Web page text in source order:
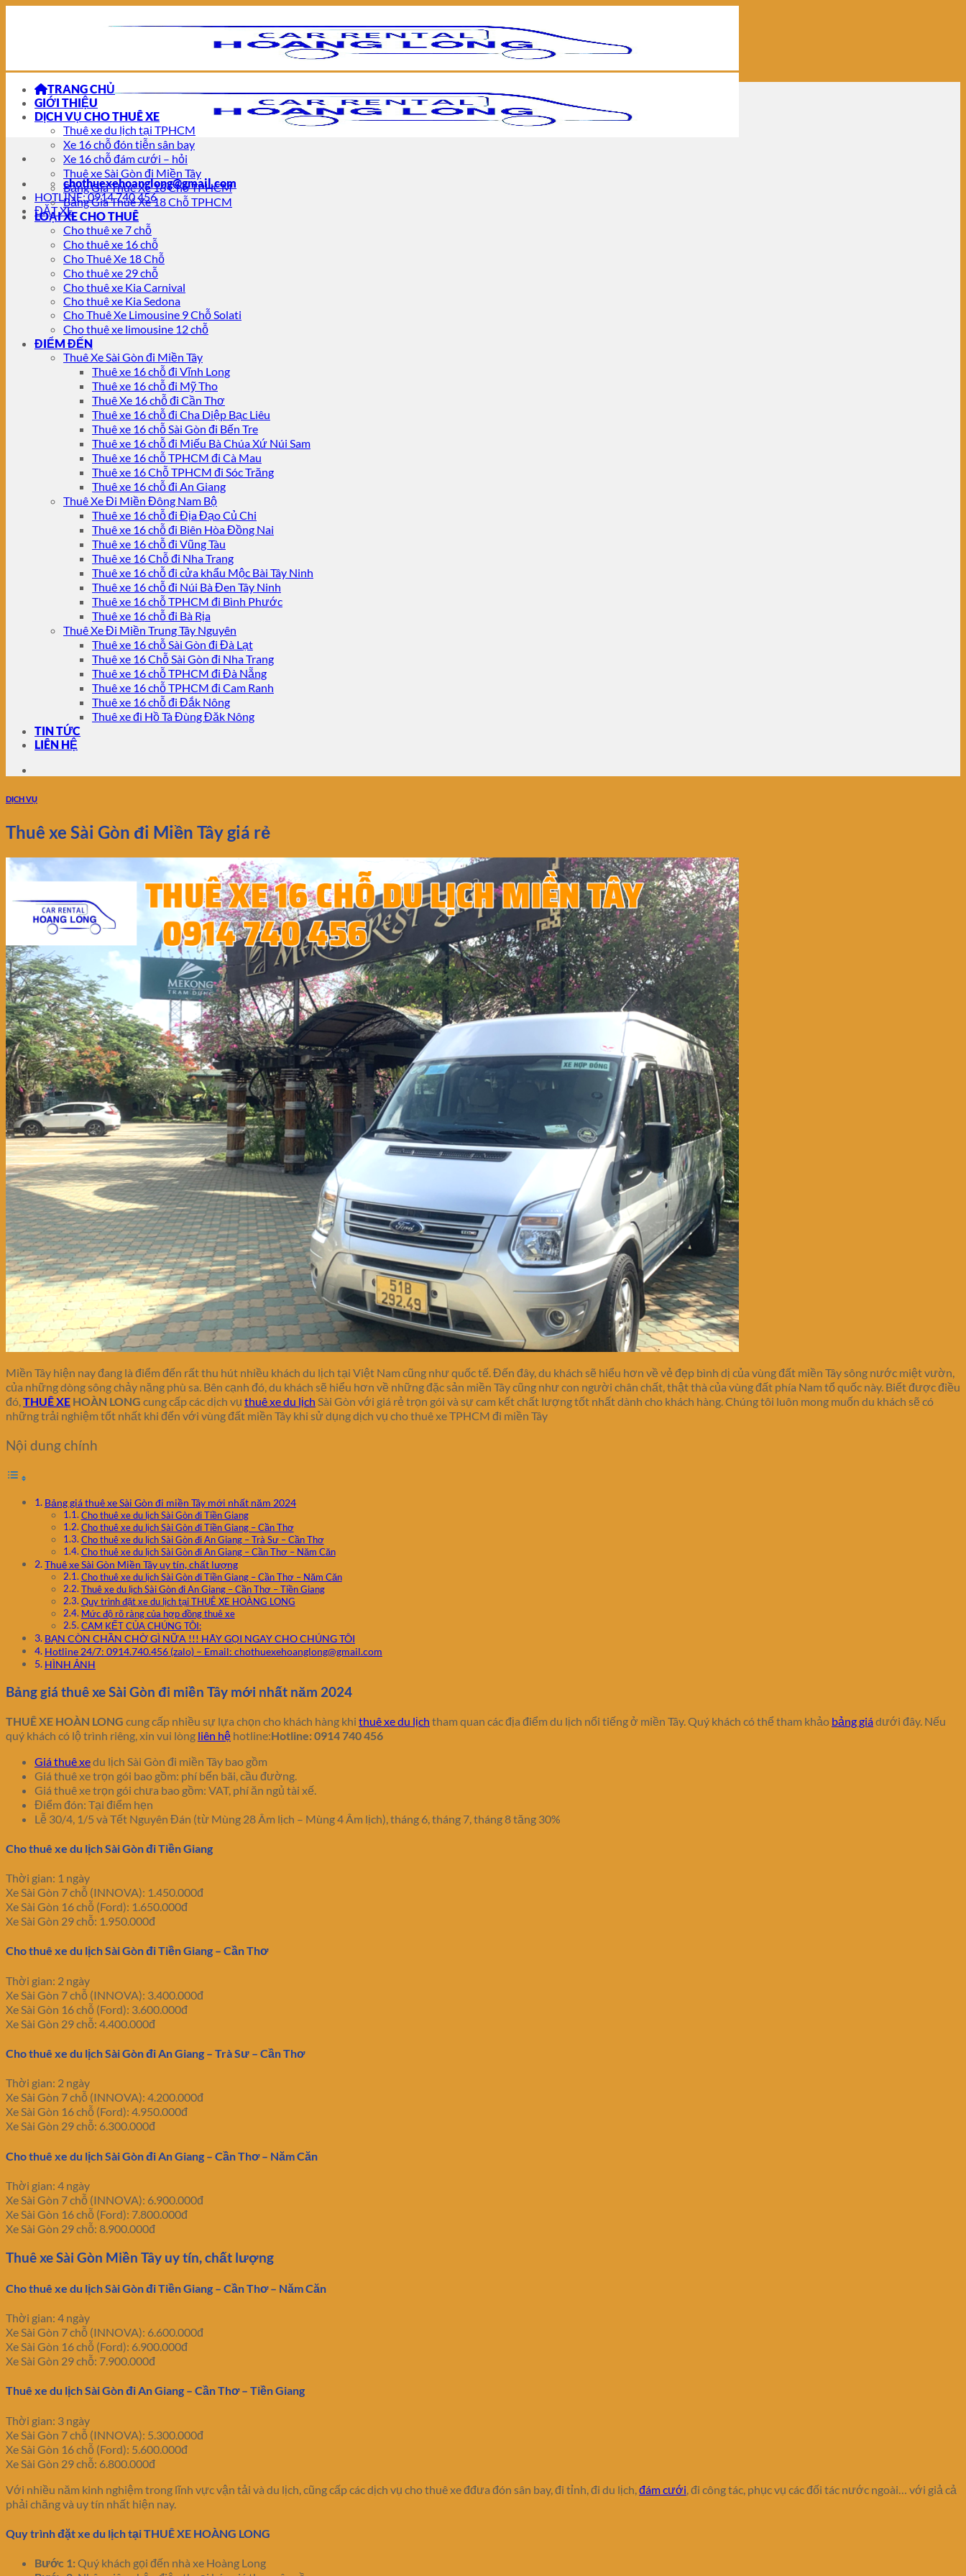
chothuexehoanglong@gmail.com
HOTLINE: 0914 740 456
ĐẶT XE
TRANG CHỦ
GIỚI THIỆU
DỊCH VỤ CHO THUÊ XE
Thuê xe du lịch tại TPHCM
Xe 16 chỗ đón tiễn sân bay
Xe 16 chỗ đám cưới – hỏi
Thuê xe Sài Gòn đi Miền Tây
Bảng Giá Thuê Xe 16 Chỗ TPHCM
Bảng Giá Thuê Xe 18 Chỗ TPHCM
LOẠI XE CHO THUÊ
Cho thuê xe 7 chỗ
Cho thuê xe 16 chỗ
Cho Thuê Xe 18 Chỗ
Cho thuê xe 29 chỗ
Cho thuê xe Kia Carnival
Cho thuê xe Kia Sedona
Cho Thuê Xe Limousine 9 Chỗ Solati
Cho thuê xe limousine 12 chỗ
ĐIỂM ĐẾN
Thuê Xe Sài Gòn đi Miền Tây
Thuê xe 16 chỗ đi Vĩnh Long
Thuê xe 16 chỗ đi Mỹ Tho
Thuê Xe 16 chỗ đi Cần Thơ
Thuê xe 16 chỗ đi Cha Diệp Bạc Liêu
Thuê xe 16 chỗ Sài Gòn đi Bến Tre
Thuê xe 16 chỗ đi Miếu Bà Chúa Xứ Núi Sam
Thuê xe 16 chỗ TPHCM đi Cà Mau
Thuê xe 16 Chỗ TPHCM đi Sóc Trăng
Thuê xe 16 chỗ đi An Giang
Thuê Xe Đi Miền Đông Nam Bộ
Thuê xe 16 chỗ đi Địa Đạo Củ Chi
Thuê xe 16 chỗ đi Biên Hòa Đồng Nai
Thuê xe 16 chỗ đi Vũng Tàu
Thuê xe 16 Chỗ đi Nha Trang
Thuê xe 16 chỗ đi cửa khẩu Mộc Bài Tây Ninh
Thuê xe 16 chỗ đi Núi Bà Đen Tây Ninh
Thuê xe 16 chỗ TPHCM đi Bình Phước
Thuê xe 16 chỗ đi Bà Rịa
Thuê Xe Đi Miền Trung Tây Nguyên
Thuê xe 16 chỗ Sài Gòn đi Đà Lạt
Thuê xe 16 Chỗ Sài Gòn đi Nha Trang
Thuê xe 16 chỗ TPHCM đi Đà Nẵng
Thuê xe 16 chỗ TPHCM đi Cam Ranh
Thuê xe 16 chỗ đi Đắk Nông
Thuê xe đi Hồ Tà Đùng Đăk Nông
TIN TỨC
LIÊN HỆ
DỊCH VỤ
Thuê xe Sài Gòn đi Miền Tây giá rẻ
Miền Tây hiện nay đang là điểm đến rất thu hút nhiều khách du lịch tại Việt Nam cũng như quốc tế. Đến đây, du khách sẽ hiểu hơn về vẻ đẹp bình dị của vùng đất miền Tây sông nước miệt vườn,
của những dòng sông chảy nặng phù sa. Bên cạnh đó, du khách sẽ hiểu hơn về những đặc sản miền Tây cũng như con người chân chất, thật thà của vùng đất phía Nam tổ quốc này. Biết được điều
đó,THUÊ XE HOÀN LONG cung cấp các dịch vụ thuê xe du lịch Sài Gòn với giá rẻ trọn gói và sự cam kết chất lượng tốt nhất dành cho khách hàng. Chúng tôi luôn mong muốn du khách sẽ có
những trải nghiệm tốt nhất khi đến với vùng đất miền Tây khi sử dụng dịch vụ cho thuê xe TPHCM đi miền Tây
Nội dung chính
Bảng giá thuê xe Sài Gòn đi miền Tây mới nhất năm 2024
Cho thuê xe du lịch Sài Gòn đi Tiền Giang
Cho thuê xe du lịch Sài Gòn đi Tiền Giang – Cần Thơ
Cho thuê xe du lịch Sài Gòn đi An Giang – Trà Sư – Cần Thơ
Cho thuê xe du lịch Sài Gòn đi An Giang – Cần Thơ – Năm Căn
Thuê xe Sài Gòn Miền Tây uy tín, chất lượng
Cho thuê xe du lịch Sài Gòn đi Tiền Giang – Cần Thơ – Năm Căn
Thuê xe du lịch Sài Gòn đi An Giang – Cần Thơ – Tiền Giang
Quy trình đặt xe du lịch tại THUÊ XE HOÀNG LONG
Mức độ rõ ràng của hợp đồng thuê xe
CAM KẾT CỦA CHÚNG TÔI:
BẠN CÒN CHẦN CHỜ GÌ NỮA !!! HÃY GỌI NGAY CHO CHÚNG TÔI
Hotline 24/7: 0914.740.456 (zalo) – Email: chothuexehoanglong@gmail.com
HÌNH ẢNH
Bảng giá thuê xe Sài Gòn đi miền Tây mới nhất năm 2024
THUÊ XE HOÀN LONG cung cấp nhiều sự lựa chọn cho khách hàng khi thuê xe du lịch tham quan các địa điểm du lịch nổi tiếng ở miền Tây. Quý khách có thể tham khảo bảng giádưới đây. Nếu
quý khách có lộ trình riêng, xin vui lòng liên hệ hotline:Hotline: 0914 740 456
Giá thuê xedu lịch Sài Gòn đi miền Tây bao gồm
Giá thuê xe trọn gói bao gồm: phí bến bãi, cầu đường.
Giá thuê xe trọn gói chưa bao gồm: VAT, phí ăn ngủ tài xế.
Điểm đón: Tại điểm hẹn
Lễ 30/4, 1/5 và Tết Nguyên Đán (từ Mùng 28 Âm lịch – Mùng 4 Âm lịch), tháng 6, tháng 7, tháng 8 tăng 30%
Cho thuê xe du lịch Sài Gòn đi Tiền Giang
Thời gian: 1 ngày
Xe Sài Gòn 7 chỗ (INNOVA): 1.450.000đ
Xe Sài Gòn 16 chỗ (Ford): 1.650.000đ
Xe Sài Gòn 29 chỗ: 1.950.000đ
Cho thuê xe du lịch Sài Gòn đi Tiền Giang – Cần Thơ
Thời gian: 2 ngày
Xe Sài Gòn 7 chỗ (INNOVA): 3.400.000đ
Xe Sài Gòn 16 chỗ (Ford): 3.600.000đ
Xe Sài Gòn 29 chỗ: 4.400.000đ
Cho thuê xe du lịch Sài Gòn đi An Giang – Trà Sư – Cần Thơ
Thời gian: 2 ngày
Xe Sài Gòn 7 chỗ (INNOVA): 4.200.000đ
Xe Sài Gòn 16 chỗ (Ford): 4.950.000đ
Xe Sài Gòn 29 chỗ: 6.300.000đ
Cho thuê xe du lịch Sài Gòn đi An Giang – Cần Thơ – Năm Căn
Thời gian: 4 ngày
Xe Sài Gòn 7 chỗ (INNOVA): 6.900.000đ
Xe Sài Gòn 16 chỗ (Ford): 7.800.000đ
Xe Sài Gòn 29 chỗ: 8.900.000đ
Thuê xe Sài Gòn Miền Tây uy tín, chất lượng
Cho thuê xe du lịch Sài Gòn đi Tiền Giang – Cần Thơ – Năm Căn
Thời gian: 4 ngày
Xe Sài Gòn 7 chỗ (INNOVA): 6.600.000đ
Xe Sài Gòn 16 chỗ (Ford): 6.900.000đ
Xe Sài Gòn 29 chỗ: 7.900.000đ
Thuê xe du lịch Sài Gòn đi An Giang – Cần Thơ – Tiền Giang
Thời gian: 3 ngày
Xe Sài Gòn 7 chỗ (INNOVA): 5.300.000đ
Xe Sài Gòn 16 chỗ (Ford): 5.600.000đ
Xe Sài Gòn 29 chỗ: 6.800.000đ
Với nhiều năm kinh nghiệm trong lĩnh vực vận tải và du lịch, cũng cấp các dịch vụ cho thuê xe đđưa đón sân bay, đi tỉnh, đi du lịch, đám cưới , đi công tác, phục vụ các đối tác nước ngoài… với giả cả
phải chăng và uy tín nhất hiện nay.
Quy trình đặt xe du lịch tại THUÊ XE HOÀNG LONG
Bước 1:Quý khách gọi đến nhà xe Hoàng Long